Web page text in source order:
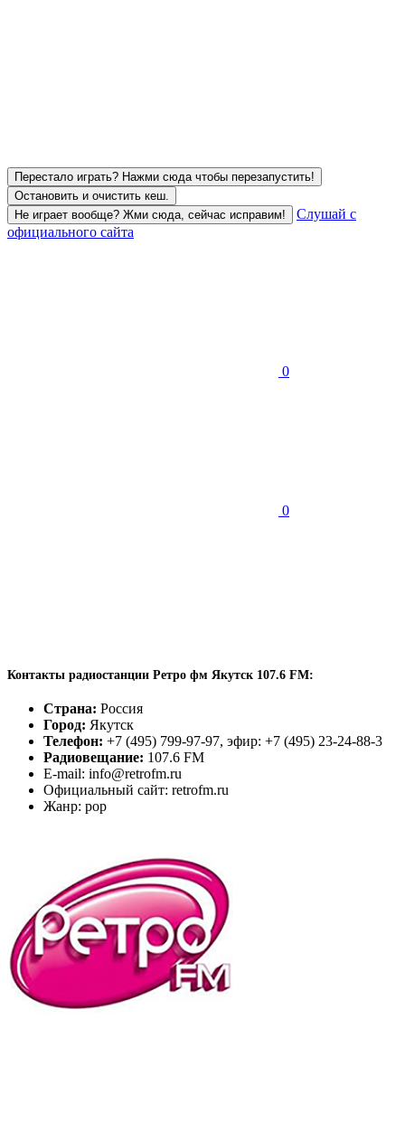
Перестало играть? Нажми сюда чтобы перезапустить!
Остановить и очистить кеш.
Не играет вообще? Жми сюда, сейчас исправим!
Слушай с
официального сайта
0
0
Контакты радиостанции Ретро фм Якутск 107.6 FM:
Страна: Россия
Город: Якутск
Телефон: +7 (495) 799-97-97, эфир: +7 (495) 23-24-88-3
Радиовещание: 107.6 FM
E-mail: info@retrofm.ru
Официальный сайт: retrofm.ru
Жанр: pop